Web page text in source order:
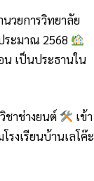
วยการวิทยาลัย
ระมาณ 2568
น เป็นประธานใน
ชาช่างยนต์
เข้า
งเรียนบ้านเลโค๊ะ